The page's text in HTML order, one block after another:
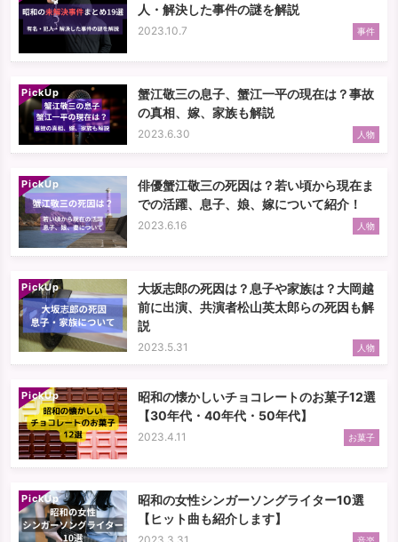
人・解決した事件の謎を解説
2023.10.7 事件
PickUp
蟹江敬三の息子、蟹江一平の現在は？事故
の真相、嫁、家族も解説
2023.6.30 人物
PickUp
俳優蟹江敬三の死因は？若い頃から現在ま
での活躍、息子、娘、嫁について紹介！
2023.6.16 人物
PickUp
大坂志郎の死因は？息子や家族は？大岡越
前に出演、共演者松山英太郎らの死因も解
説
2023.5.31 人物
PickUp
昭和の懐かしいチョコレートのお菓子12選
【30年代・40年代・50年代】
2023.4.11 お菓子
PickUp
昭和の女性シンガーソングライター10選
【ヒット曲も紹介します】